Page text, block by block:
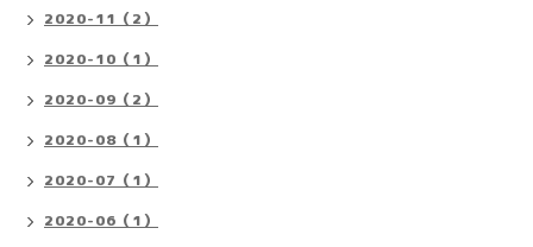
2020-11（2）
2020-10（1）
2020-09（2）
2020-08（1）
2020-07（1）
2020-06（1）